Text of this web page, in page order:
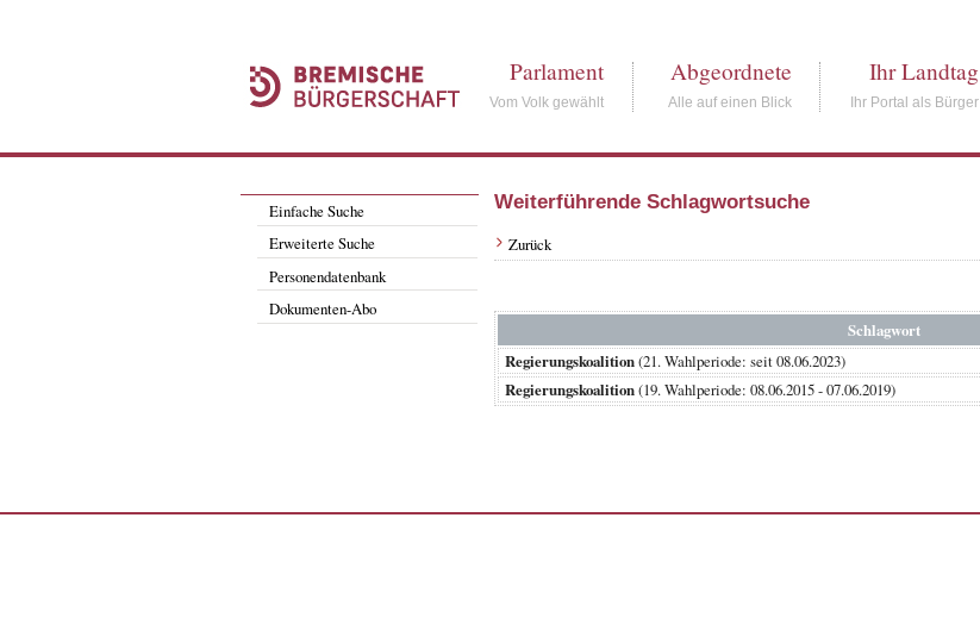
Parlament
Vom Volk gewählt
Abgeordnete
Alle auf einen Blick
Ihr Landtag
Ihr Portal als Bürger
Einfache Suche
Erweiterte Suche
Personendatenbank
Dokumenten-Abo
Weiterführende Schlagwortsuche
Zurück
Schlagwort
Regierungskoalition(21. Wahlperiode: seit 08.06.2023)
Regierungskoalition(19. Wahlperiode: 08.06.2015 - 07.06.2019)